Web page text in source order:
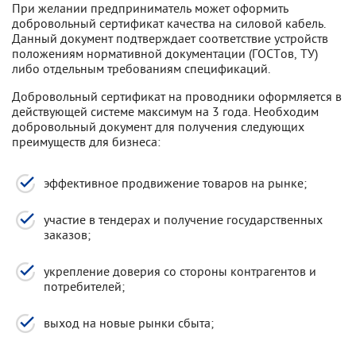
При желании предприниматель может оформить
добровольный сертификат качества на силовой кабель.
Данный документ подтверждает соответствие устройств
положениям нормативной документации (ГОСТов, ТУ)
либо отдельным требованиям спецификаций.
Добровольный сертификат на проводники оформляется в
действующей системе максимум на 3 года. Необходим
добровольный документ для получения следующих
преимуществ для бизнеса:
эффективное продвижение товаров на рынке;
участие в тендерах и получение государственных
заказов;
укрепление доверия со стороны контрагентов и
потребителей;
выход на новые рынки сбыта;